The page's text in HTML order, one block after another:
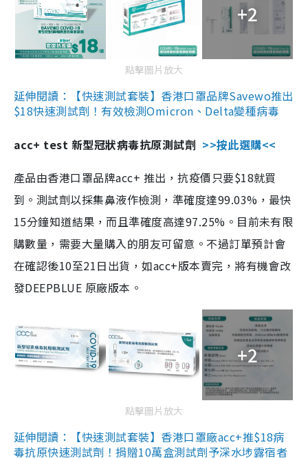
+2
點擊圖片放大
延伸閱讀：【快速測試套裝】香港口罩品牌Savewo推出
$18快速測試劑！有效檢測Omicron、Delta變種病毒
acc+ test 新型冠狀病毒抗原測試劑 >>按此選購<<
產品由香港口罩品牌acc+ 推出，抗疫價只要$18就買
到。測試劑以採集鼻液作檢測，準確度達99.03%，最快
15分鐘知道結果，而且準確度高達97.25%。目前未有限
購數量，需要大量購入的朋友可留意。不過訂單預計會
在確認後10至21日出貨，如acc+版本賣完，將有機會改
發DEEPBLUE 原廠版本。
+2
點擊圖片放大
延伸閱讀：【快速測試套裝】香港口罩廠acc+推$18病
毒抗原快速測試劑！捐贈10萬盒測試劑予深水埗露宿者